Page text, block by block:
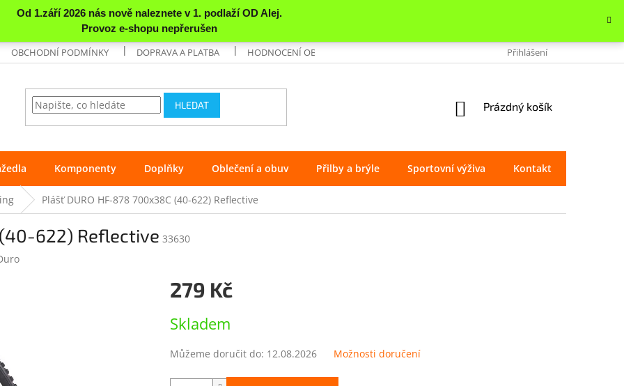
OBCHODNÍ PODMÍNKY DOPRAVA A PLATBA HODNOCENÍ OBCHODU REKLAMACE OCHRANA
Přihlášení
HLEDAT
NÁKUPNÍ
Prázdný košík
Komponenty Doplňky Oblečení a obuv Přilby a brýle Sportovní výživa Kontakt
Plášť DURO HF-878 700x38C (40-622) Reflective
622) Reflective 33630
279 Kč
cena:
Skladem
Můžeme doručit do: 12.08.2026 Možnosti doručení